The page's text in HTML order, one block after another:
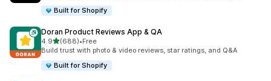
Built for Shopify
Doran Product Reviews App & QA
4.9滿分 5 顆星
(688)
共有 688 則評價
•Free
Build trust with photo & video reviews, star ratings, and Q&A
Built for Shopify